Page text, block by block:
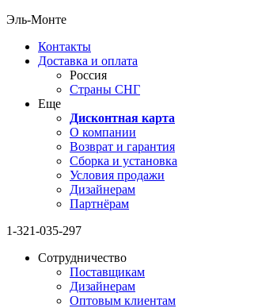
Эль-Монте
Контакты
Доставка и оплата
Россия
Страны СНГ
Еще
Дисконтная карта
О компании
Возврат и гарантия
Сборка и установка
Условия продажи
Дизайнерам
Партнёрам
1-321-035-297
Сотрудничество
Поставщикам
Дизайнерам
Оптовым клиентам